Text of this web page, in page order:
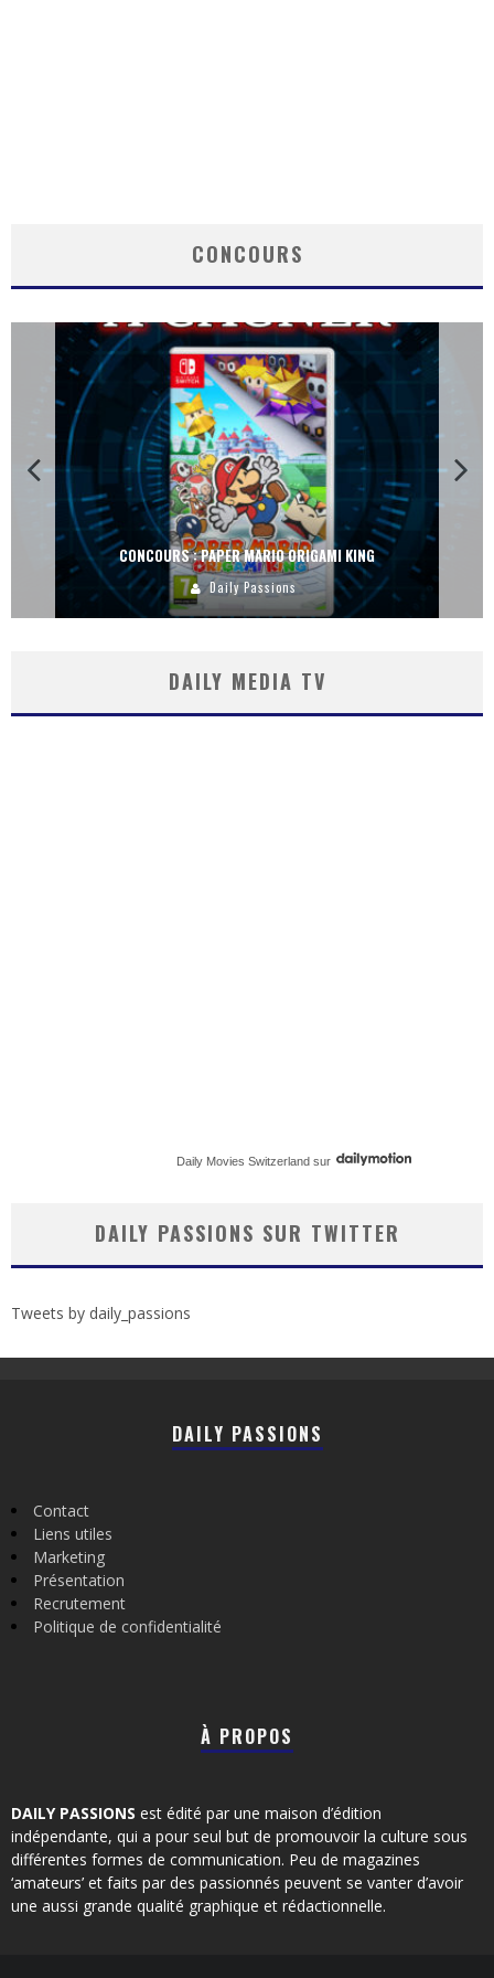
CONCOURS
CONCOURS : PAPER MARIO ORIGAMI KING
Daily Passions
DAILY MEDIA TV
Daily Movies Switzerland sur
DAILY PASSIONS SUR TWITTER
Tweets by daily_passions
DAILY PASSIONS
Contact
Liens utiles
Marketing
Présentation
Recrutement
Politique de confidentialité
À PROPOS
DAILY PASSIONS est édité par une maison d’édition
indépendante, qui a pour seul but de promouvoir la culture sous
différentes formes de communication. Peu de magazines
‘amateurs’ et faits par des passionnés peuvent se vanter d’avoir
une aussi grande qualité graphique et rédactionnelle.